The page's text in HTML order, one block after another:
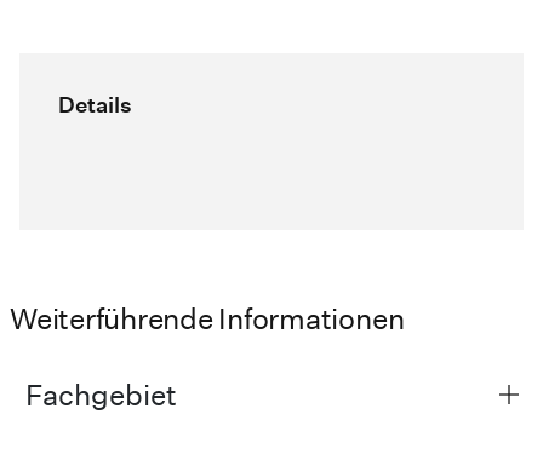
Details
Weiterführende Informationen
Fachgebiet